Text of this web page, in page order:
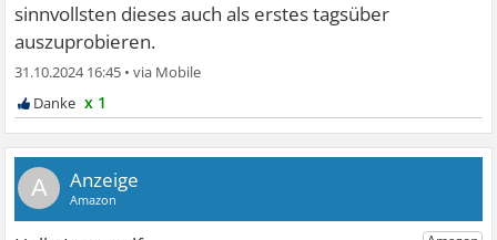
sinnvollsten dieses auch als erstes tagsüber
auszuprobieren.
31.10.2024 16:45 •
x 1
A